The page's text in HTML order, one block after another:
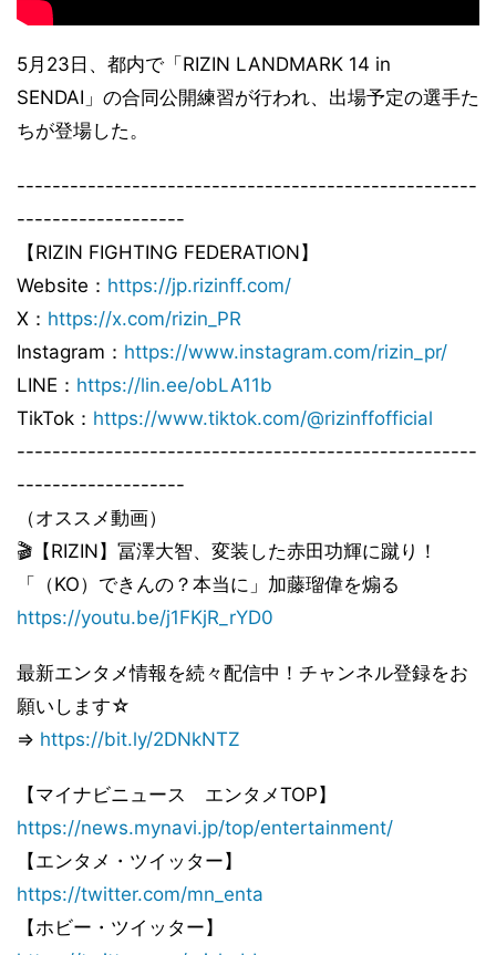
5月23日、都内で「RIZIN LANDMARK 14 in
SENDAI」の合同公開練習が行われ、出場予定の選手た
ちが登場した。
----------------------------------------------------
-------------------
【RIZIN FIGHTING FEDERATION】
Website： https://jp.rizinff.com/
X： https://x.com/rizin_PR
Instagram： https://www.instagram.com/rizin_pr/
LINE： https://lin.ee/obLA11b
TikTok： https://www.tiktok.com/@rizinffofficial
----------------------------------------------------
-------------------
（オススメ動画）
🎬【RIZIN】冨澤大智、変装した赤田功輝に蹴り！
「（KO）できんの？本当に」加藤瑠偉を煽る
https://youtu.be/j1FKjR_rYD0
最新エンタメ情報を続々配信中！チャンネル登録をお
願いします☆
⇒ https://bit.ly/2DNkNTZ
【マイナビニュース エンタメTOP】
https://news.mynavi.jp/top/entertainment/
【エンタメ・ツイッター】
https://twitter.com/mn_enta
【ホビー・ツイッター】